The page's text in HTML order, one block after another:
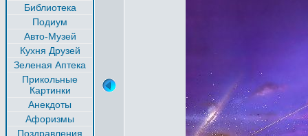
Библиотека
Подиум
Авто-Музей
Кухня Друзей
Зеленая Аптека
Прикольные
Картинки
Анекдоты
Афоризмы
Поздравления